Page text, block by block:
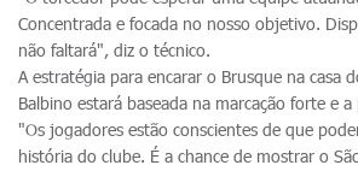
Concentrada e focada no nosso objetivo.
não faltará", diz o técnico.
A estratégia para encarar o Brusque na casa
Balbino estará baseada na marcação forte e a
"Os jogadores estão conscientes de que
história do clube. É a chance de mostrar o